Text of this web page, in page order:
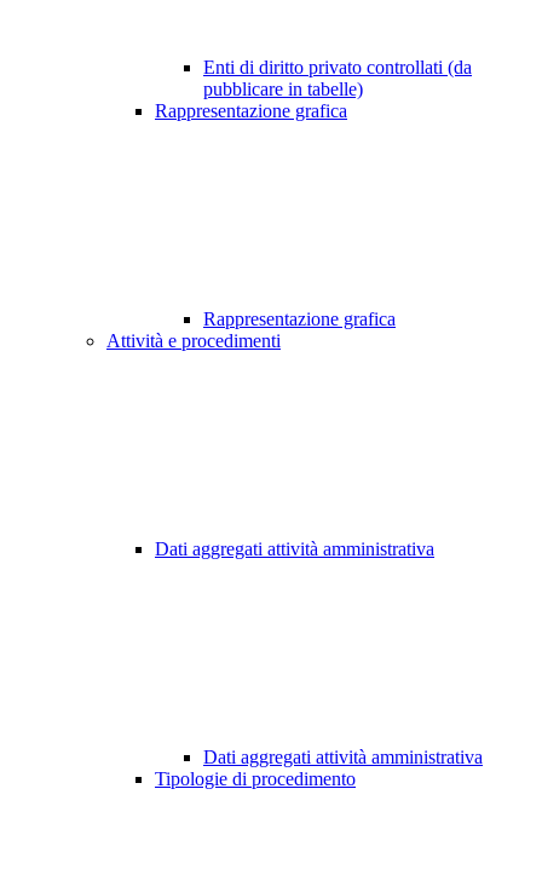
Enti di diritto privato controllati (da
pubblicare in tabelle)
Rappresentazione grafica
Rappresentazione grafica
Attività e procedimenti
Dati aggregati attività amministrativa
Dati aggregati attività amministrativa
Tipologie di procedimento